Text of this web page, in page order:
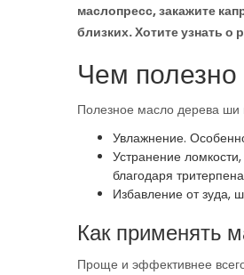
маслопресс, закажите
близких. Хотите узнать
Чем
Полезное масло дерева ши
Увлажнение.
Устранение
благодаря
Избавление от зуда,
Как применять
Проще и эффективнее